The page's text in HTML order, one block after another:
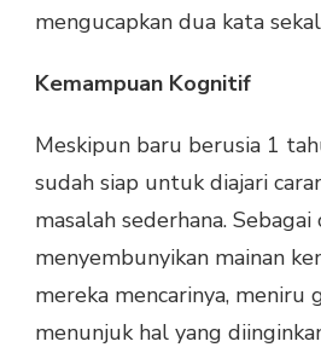
mengucapkan dua kata
Kemampuan Kognitif
Meskipun baru berusia 1
sudah siap untuk diajari
masalah sederhana.
menyembunyikan mainan
mereka mencarinya, meniru
menunjuk hal yang